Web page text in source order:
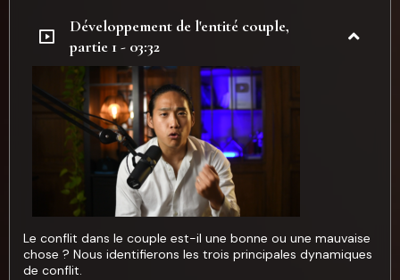
Développement de l'entité couple,
partie 1 - 03:32
Le conflit dans le couple est-il une bonne ou une mauvaise
chose ? Nous identifierons les trois principales dynamiques
de conflit.